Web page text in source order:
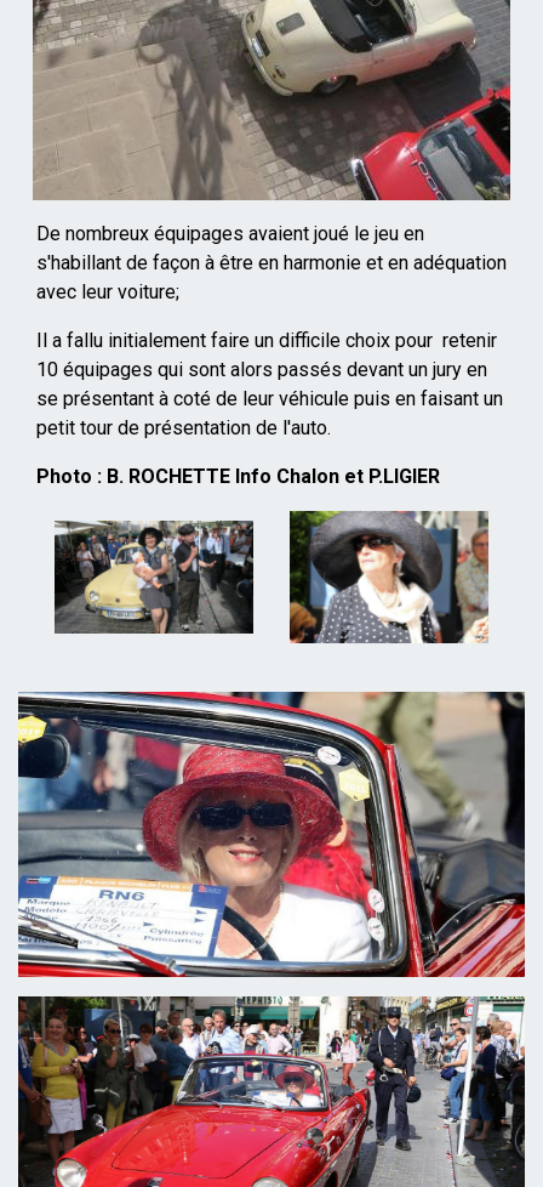
De nombreux équipages avaient joué le jeu en
s'habillant de façon à être en harmonie et en adéquation
avec leur voiture;
Il a fallu initialement faire un difficile choix pour retenir
10 équipages qui sont alors passés devant un jury en
se présentant à coté de leur véhicule puis en faisant un
petit tour de présentation de l'auto.
Photo : B. ROCHETTE Info Chalon et P.LIGIER